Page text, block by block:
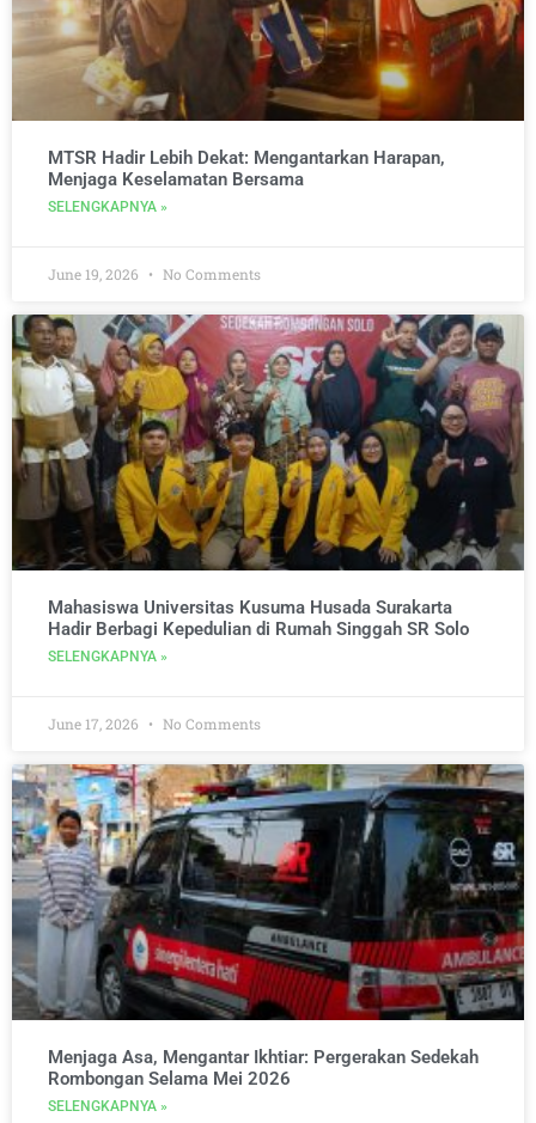
MTSR Hadir Lebih Dekat: Mengantarkan Harapan,
Menjaga Keselamatan Bersama
SELENGKAPNYA »
June 19, 2026 No Comments
Mahasiswa Universitas Kusuma Husada Surakarta
Hadir Berbagi Kepedulian di Rumah Singgah SR Solo
SELENGKAPNYA »
June 17, 2026 No Comments
Menjaga Asa, Mengantar Ikhtiar: Pergerakan Sedekah
Rombongan Selama Mei 2026
SELENGKAPNYA »